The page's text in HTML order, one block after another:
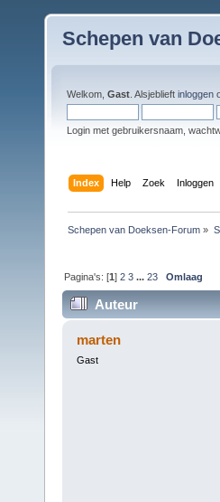
Schepen van
Welkom, Gast . Alsjeblieft inloggen
Login met gebruikersnaam,
Index Help Zoek Inloggen
Schepen van Doeksen-Forum »
Pagina's: [1]2 3 ...23 Omlaag
Auteur
marten
Gast